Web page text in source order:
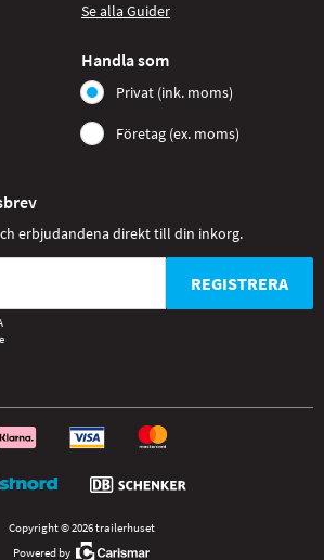
Se alla Guider
Handla som
Privat (ink. moms)
Företag (ex. moms)
erbjudandena direkt till din inkorg.
REGISTRERA
Copyright © 2026 trailerhuset
Powered by